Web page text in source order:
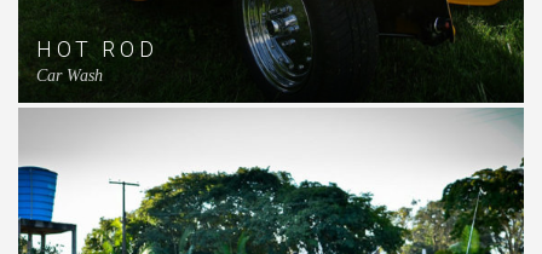
HOT ROD
Car Wash